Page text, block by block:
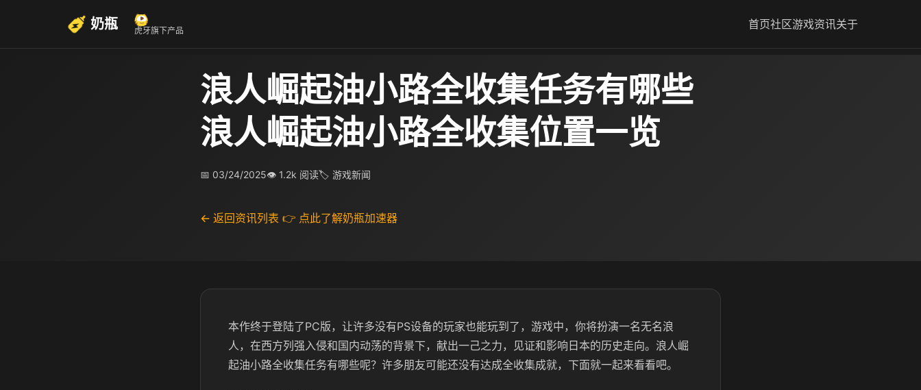
奶瓶 虎牙旗下产品 首页社区游戏资讯关于
浪人崛起油小路全收集任务有哪些
浪人崛起油小路全收集位置一览
📅 03/24/2025👁 1.2k 阅读🏷 游戏新闻
← 返回资讯列表 👉 点此了解奶瓶加速器
本作终于登陆了PC版，让许多没有PS设备的玩家也能玩到了，游戏中，你将扮演一名无名浪
人，在西方列强入侵和国内动荡的背景下，献出一己之力，见证和影响日本的历史走向。浪人崛
起油小路全收集任务有哪些呢？许多朋友可能还没有达成全收集成就，下面就一起来看看吧。